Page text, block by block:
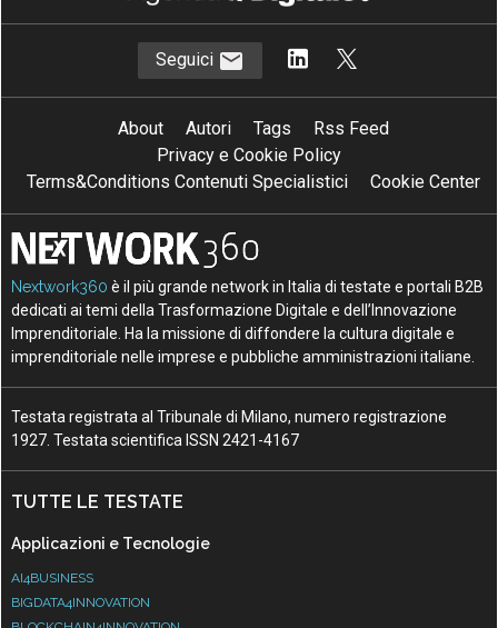
Seguici
About Autori Tags
Rss Feed
Privacy e Cookie Policy
Terms&Conditions Contenuti Specialistici
Cookie Center
Nextwork360 è il più grande network in Italia di testate e portali B2B
dedicati ai temi della Trasformazione Digitale e dell’Innovazione
Imprenditoriale. Ha la missione di diffondere la cultura digitale e
imprenditoriale nelle imprese e pubbliche amministrazioni italiane.
Testata registrata al Tribunale di Milano, numero registrazione
1927. Testata scientifica ISSN 2421-4167
TUTTE LE TESTATE
Applicazioni e Tecnologie
AI4BUSINESS
BIGDATA4INNOVATION